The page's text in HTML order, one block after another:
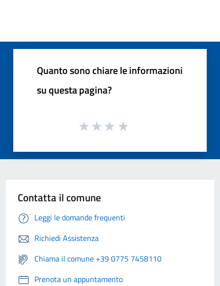
Quanto sono chiare le informazioni
su questa pagina?
Contatta il comune
Leggi le domande frequenti
Richiedi Assistenza
Chiama il comune +39 0775 7458110
Prenota un appuntamento